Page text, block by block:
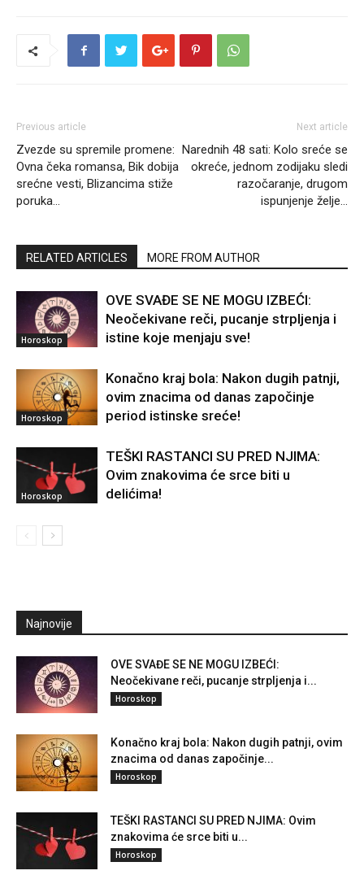
Previous article
Zvezde su spremile promene:
Ovna čeka romansa, Bik dobija
srećne vesti, Blizancima stiže
poruka…
Next article
Narednih 48 sati: Kolo sreće se
okreće, jednom zodijaku sledi
razočaranje, drugom
ispunjenje želje…
RELATED ARTICLES MORE FROM AUTHOR
Horoskop
OVE SVAĐE SE NE MOGU IZBEĆI:
Neočekivane reči, pucanje strpljenja i
istine koje menjaju sve!
Horoskop
Konačno kraj bola: Nakon dugih patnji,
ovim znacima od danas započinje
period istinske sreće!
Horoskop
TEŠKI RASTANCI SU PRED NJIMA:
Ovim znakovima će srce biti u
delićima!
Najnovije
OVE SVAĐE SE NE MOGU IZBEĆI:
Neočekivane reči, pucanje strpljenja i...
Horoskop
Konačno kraj bola: Nakon dugih patnji, ovim
znacima od danas započinje...
Horoskop
TEŠKI RASTANCI SU PRED NJIMA: Ovim
znakovima će srce biti u...
Horoskop